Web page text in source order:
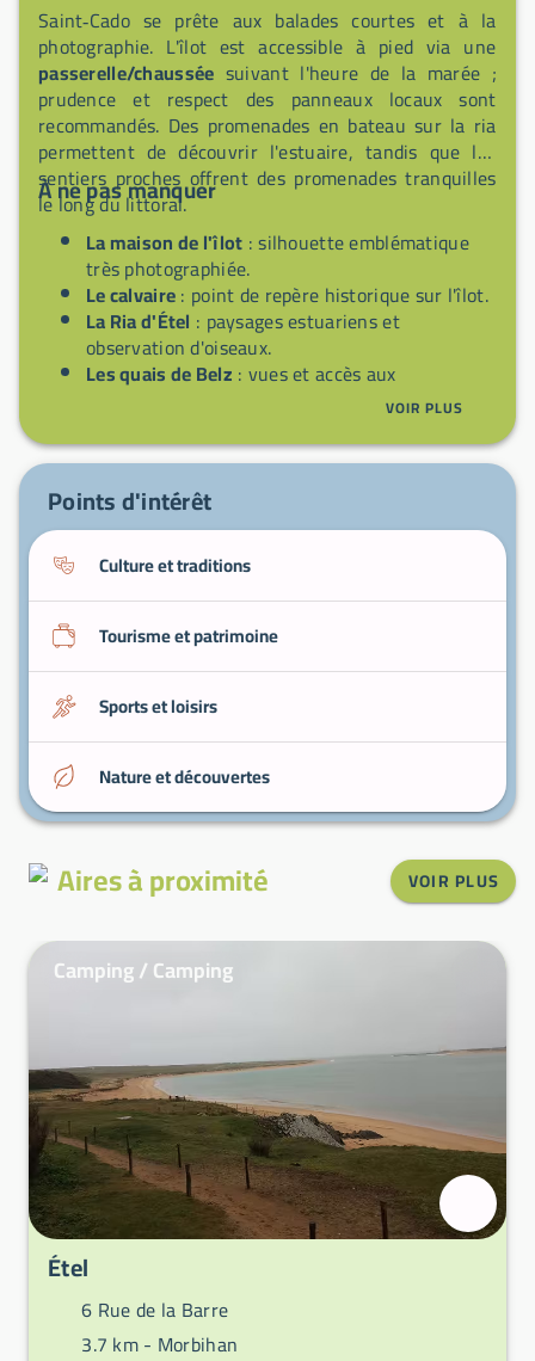
Saint‑Cado se prête aux balades courtes et à la
photographie. L'îlot est accessible à pied via une
passerelle/chaussée suivant l'heure de la marée ;
prudence et respect des panneaux locaux sont
recommandés. Des promenades en bateau sur la ria
permettent de découvrir l'estuaire, tandis que les
sentiers proches offrent des promenades tranquilles
le long du littoral.
À ne pas manquer
La maison de l'îlot : silhouette emblématique
très photographiée.
Le calvaire: point de repère historique sur l'îlot.
La Ria d'Étel : paysages estuariens et
observation d'oiseaux.
Les quais de Belz : vues et accès aux
pour profiter du site en sécurité.
VOIR PLUS
Points d'intérêt
Culture et traditions
Tourisme et patrimoine
Sports et loisirs
Nature et découvertes
Aires à proximité VOIR PLUS
Camping / Camping
Étel
6 Rue de la Barre
3.7 km - Morbihan